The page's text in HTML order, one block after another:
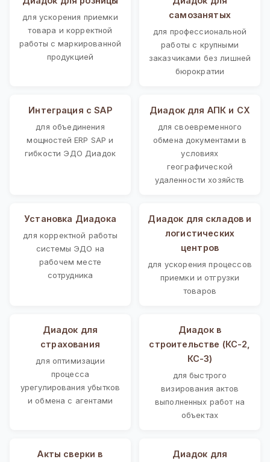
для ускорения приемки
товара и корректной
работы с маркированной
продукцией
самозанятых
для профессиональной
работы с крупными
заказчиками без лишней
бюрократии
Интеграция с SAP
для объединения
мощностей ERP SAP и
гибкости ЭДО Диадок
Диадок для АПК и СХ
для своевременного
обмена документами в
условиях
географической
удаленности хозяйств
Установка Диадока
для корректной работы
системы ЭДО на
рабочем месте
сотрудника
Диадок для складов и
логистических
центров
для ускорения процессов
приемки и отгрузки
товаров
Диадок для
страхования
для оптимизации
процесса
урегулирования убытков
и обмена с агентами
Диадок в
строительстве (КС-2,
КС-3)
для быстрого
визирования актов
выполненных работ на
объектах
Акты сверки в
Диадок для